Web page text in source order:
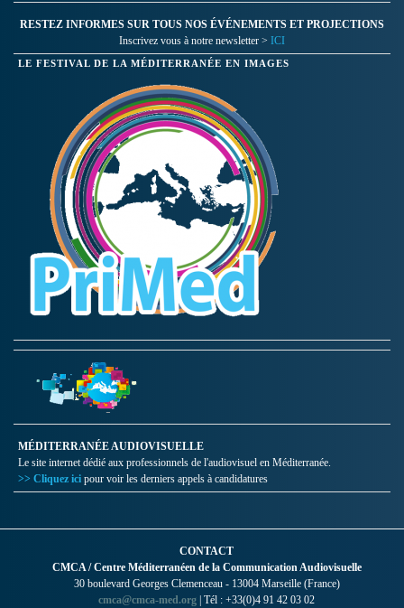
RESTEZ INFORMES SUR TOUS NOS ÉVÉNEMENTS ET PROJECTIONS
Inscrivez vous à notre newsletter > ICI
LE FESTIVAL DE LA MÉDITERRANÉE EN IMAGES
MÉDITERRANÉE AUDIOVISUELLE
Le site internet dédié aux professionnels de l'audiovisuel en Méditerranée.
>> Cliquez ici pour voir les derniers appels à candidatures
CONTACT
CMCA / Centre Méditerranéen de la Communication Audiovisuelle
30 boulevard Georges Clemenceau - 13004 Marseille (France)
cmca@cmca-med.org | Tél : +33(0)4 91 42 03 02